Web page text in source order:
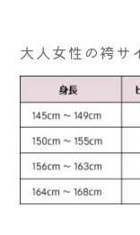
大人女性の袴サ